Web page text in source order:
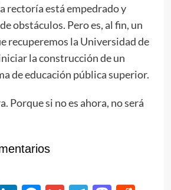
rectoría está empedrado y
obstáculos. Pero es, al fin, un
recuperemos la Universidad de
la construcción de un
de educación pública superior.
Porque si no es ahora, no será